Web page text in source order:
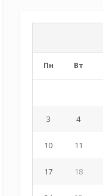
Пн Вт
3 4
10 11
17 18